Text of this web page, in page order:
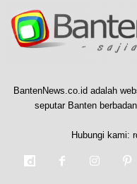
BantenNews.co.id adalah
seputar Banten
Hubungi kami: